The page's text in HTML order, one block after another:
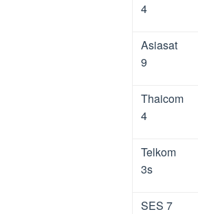
4
Asiasat
9
Thaicom
4
Telkom
3s
SES 7